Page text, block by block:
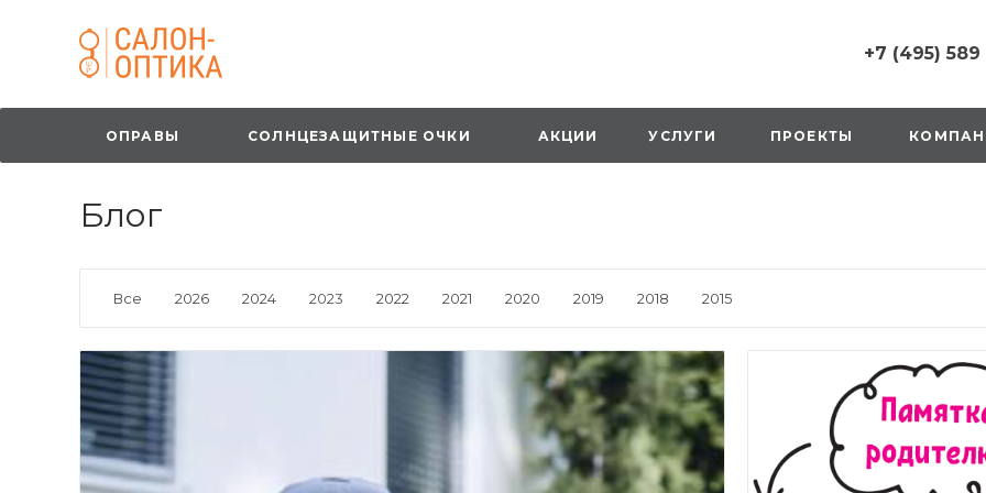
+7 (495) 589
+7 (495) 589 6215
г. Москва,
ул., д.1, вход с
стороны ТТК
оранжевая
напротив
на 1 этаже
1 мая: 10:00-19:00
9 мая: 10:00-19:00
ОПРАВЫ СОЛНЦЕЗАЩИТНЫЕ ОЧКИ АКЦИИ УСЛУГИ ПРОЕКТЫ
Блог
Все 2026 2024 2023 2022 2021 2020 2019 2018 2015